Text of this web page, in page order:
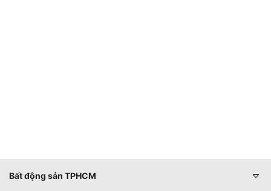
Bất động sản TPHCM